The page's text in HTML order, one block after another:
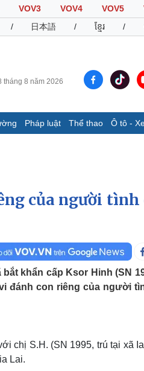
VOV3 VOV4 VOV5
/ 日本語 / ខ្មែរ /
tháng 8 năm 2026
Pháp luật Thể thao Ô tô -
Infographic
đấu bóng đá
thể thao
Ô tô - Xe
Xe máy
Tư vấn
- Điện ảnh
Nghệ sĩ
của người
khẩn cấp Ksor Hinh (SN
đánh con riêng của người
chị S.H. (SN 1995, trú tại xã
Lai.